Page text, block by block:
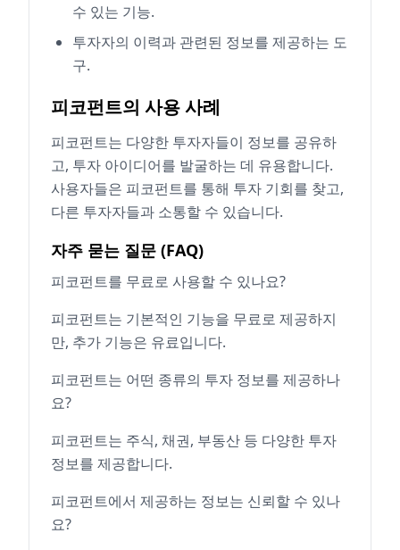
수 있는 기능.
투자자의 이력과 관련된 정보를 제공하는 도
구.
피코펀트의 사용 사례
피코펀트는 다양한 투자자들이 정보를 공유하
고, 투자 아이디어를 발굴하는 데 유용합니다.
사용자들은 피코펀트를 통해 투자 기회를 찾고,
다른 투자자들과 소통할 수 있습니다.
자주 묻는 질문 (FAQ)
피코펀트를 무료로 사용할 수 있나요?
피코펀트는 기본적인 기능을 무료로 제공하지
만, 추가 기능은 유료입니다.
피코펀트는 어떤 종류의 투자 정보를 제공하나
요?
피코펀트는 주식, 채권, 부동산 등 다양한 투자
정보를 제공합니다.
피코펀트에서 제공하는 정보는 신뢰할 수 있나
요?